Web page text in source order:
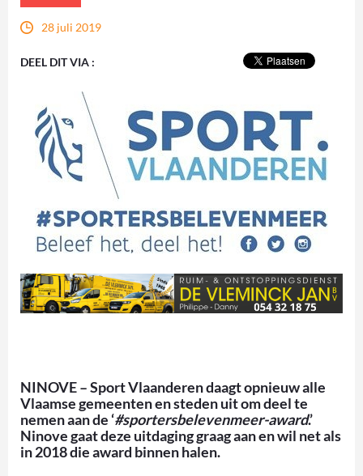
28 juli 2019
DEEL DIT VIA :
NINOVE – Sport Vlaanderen daagt opnieuw alle
Vlaamse gemeenten en steden uit om deel te
nemen aan de ‘#sportersbelevenmeer-award.’
Ninove gaat deze uitdaging graag aan en wil net als
in 2018 die award binnen halen.